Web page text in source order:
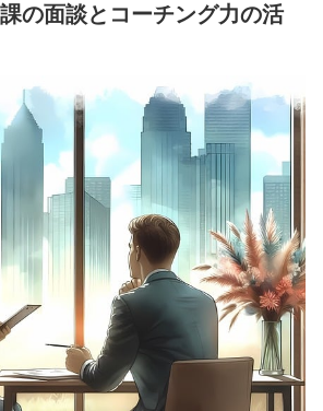
の面談とコーチング力の活